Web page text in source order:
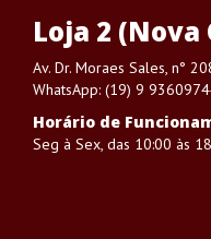
Loja 2 (Nova
Av. Dr. Moraes Sales, n°
WhatsApp: (19) 9
Horário de
Seg à Sex, das 10:00 às